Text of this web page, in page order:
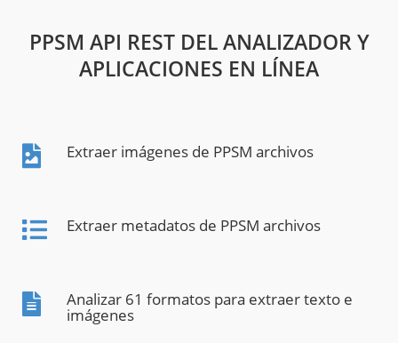
PPSM API REST DEL ANALIZADOR Y
APLICACIONES EN LÍNEA
Extraer imágenes de PPSM archivos
Extraer metadatos de PPSM archivos
Analizar 61 formatos para extraer texto e
imágenes